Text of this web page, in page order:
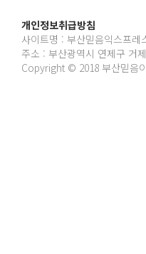
개인정보취급방침
사이트명 : 부산믿음익스프
주소 : 부산광역시 연제구
Copyright © 2018 부산믿음